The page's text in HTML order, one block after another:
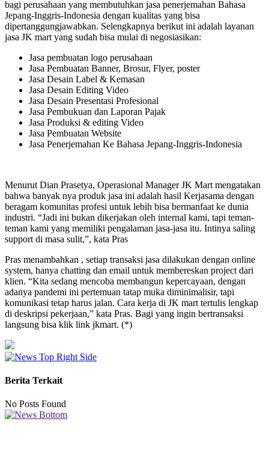
bagi perusahaan yang membutuhkan jasa penerjemahan Bahasa
Jepang-Inggris-Indonesia dengan kualitas yang bisa
dipertanggungjawabkan. Selengkapnya berikut ini adalah layanan
jasa JK mart yang sudah bisa mulai di negosiasikan:
Jasa pembuatan logo perusahaan
Jasa Pembuatan Banner, Brosur, Flyer, poster
Jasa Desain Label & Kemasan
Jasa Desain Editing Video
Jasa Desain Presentasi Profesional
Jasa Pembukuan dan Laporan Pajak
Jasa Produksi & editing Video
Jasa Pembuatan Website
Jasa Penerjemahan Ke Bahasa Jepang-Inggris-Indonesia
Menurut Dian Prasetya, Operasional Manager JK Mart mengatakan
bahwa banyak nya produk jasa ini adalah hasil Kerjasama dengan
beragam komunitas profesi untuk lebih bisa bermanfaat ke dunia
industri. “Jadi ini bukan dikerjakan oleh internal kami, tapi teman-
teman kami yang memiliki pengalaman jasa-jasa itu. Intinya saling
support di masa sulit,”, kata Pras
Pras menambahkan , setiap transaksi jasa dilakukan dengan online
system, hanya chatting dan email untuk membereskan project dari
klien. “Kita sedang mencoba membangun kepercayaan, dengan
adanya pandemi ini pertemuan tatap muka diminimalisir, tapi
komunikasi tetap harus jalan. Cara kerja di JK mart tertulis lengkap
di deskripsi pekerjaan,” kata Pras. Bagi yang ingin bertransaksi
langsung bisa klik link jkmart. (*)
Berita Terkait
No Posts Found